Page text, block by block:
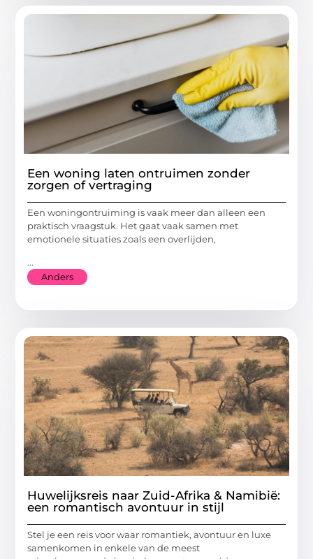
Een woning laten ontruimen zonder
zorgen of vertraging
Een woningontruiming is vaak meer dan alleen een
praktisch vraagstuk. Het gaat vaak samen met
emotionele situaties zoals een overlijden,
...
Anders
Huwelijksreis naar Zuid-Afrika & Namibië:
een romantisch avontuur in stijl
Stel je een reis voor waar romantiek, avontuur en luxe
samenkomen in enkele van de meest